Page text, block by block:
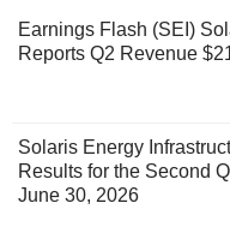
Earnings Flash (SEI)
Reports Q2 Revenue
Solaris Energy
Results for the Second
June 30, 2026